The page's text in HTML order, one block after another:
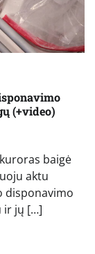
(+video)
baigė
aktu
disponavimo
ir jų […]